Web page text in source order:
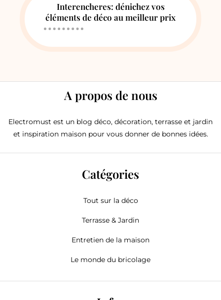
Interencheres: dénichez vos
éléments de déco au meilleur prix
A propos de nous
Electromust est un blog déco, décoration, terrasse et jardin
et inspiration maison pour vous donner de bonnes idées.
Catégories
Tout sur la déco
Terrasse & Jardin
Entretien de la maison
Le monde du bricolage